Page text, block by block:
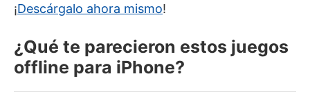
¡Descárgalo ahora mismo!
¿Qué te parecieron estos juegos
offline para iPhone?